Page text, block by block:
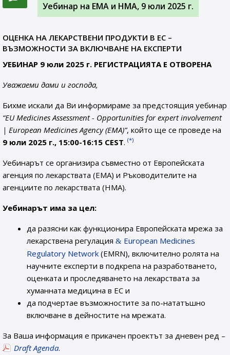
Уебинар на ЕМА и НМА, 9 юли 2025 г.
ОЦЕНКА НА ЛЕКАРСТВЕНИ ПРОДУКТИ В ЕС –
ВЪЗМОЖНОСТИ ЗА ВКЛЮЧВАНЕ НА ЕКСПЕРТИ
УЕБИНАР 9 юли 2025 г. РЕГИСТРАЦИЯТА Е ОТВОРЕНА
Уважаеми дами и господа,
Бихме искали да Ви информираме за предстоящия уебинар
“EU Medicines Assessment - Opportunities for expert involvement
| European Medicines Agency (EMA)”, който ще се проведе на
9 юли 2025 г., 15:00-16:15 CEST. (*)
Уебинарът се организира съвместно от Европейската
агенция по лекарствата (EMA) и Ръководителите на
агенциите по лекарствата (HMA).
Уебинарът има за цел:
да разясни как функционира Европейската мрежа за
лекарствена регулация
European Medicines
Regulatory Network (EMRN), включително ролята на
научните експерти в подкрепа на разработването,
оценката и проследяването на лекарствата за
хуманната медицина в ЕС и
да подчертае възможностите за по-нататъшно
включване в дейностите на мрежата.
За Ваша информация е прикачен проектът за дневен ред –
Draft Agenda.